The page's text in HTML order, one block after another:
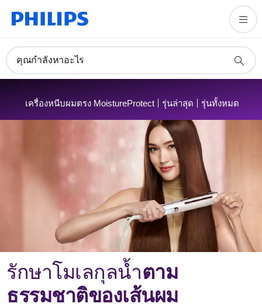
คุณกำลังหาอะไร
ลงทะเบียน
เครื่องหนีบผมตรง MoistureProtect รุ่นล่าสุด รุ่นทั้งหมด
รักษาโมเลกุลน้ำตาม
ธรรมชาติของเส้นผม